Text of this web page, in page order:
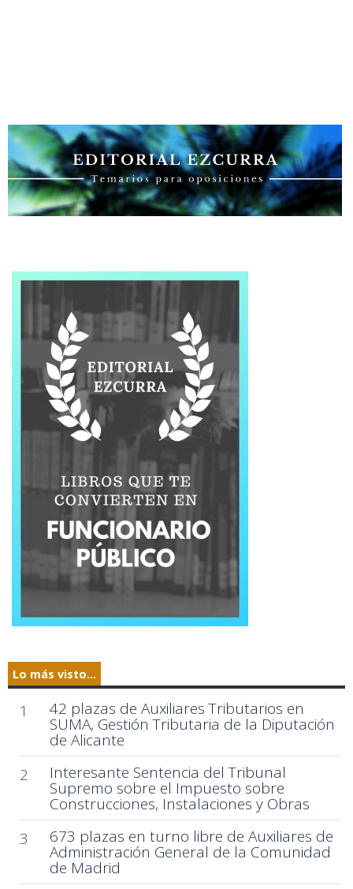
Lo más visto...
1 42 plazas de Auxiliares Tributarios en
SUMA, Gestión Tributaria de la Diputación
de Alicante
2
Interesante Sentencia del Tribunal
Supremo sobre el Impuesto sobre
Construcciones, Instalaciones y Obras
3
673 plazas en turno libre de Auxiliares de
Administración General de la Comunidad
de Madrid